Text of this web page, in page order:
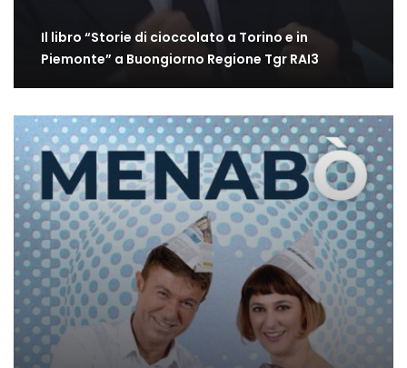
Il libro “Storie di cioccolato a Torino e in
Piemonte” a Buongiorno Regione Tgr RAI3